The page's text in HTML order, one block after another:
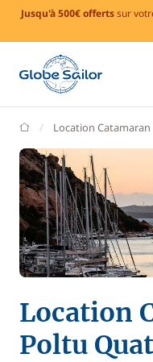
Jusqu'à 500€ offertssur
GlobeSailor
Location Catamaran
Location
Poltu